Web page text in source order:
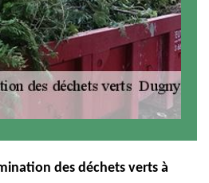
des déchets verts à